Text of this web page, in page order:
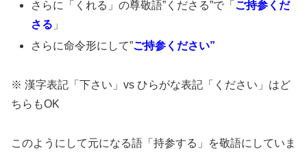
さらに「くれる」の尊敬語”くださる”で「 ご持参くだ
さる 」
さらに命令形にして”ご持参ください”
※ 漢字表記「下さい」vs ひらがな表記「ください」はど
ちらもOK
このようにして元になる語「持参する」を敬語にしていま